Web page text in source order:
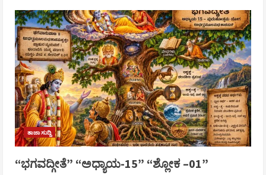
ತಾಜಾ ಸುದ್ದಿ
“ಭಗವದ್ಗೀತೆ” “ಅಧ್ಯಾಯ-15” “ಶ್ಲೋಕ –01”